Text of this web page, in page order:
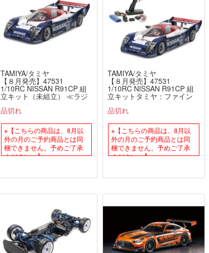
TAMIYA/タミヤ
【８月発売】47531
1/10RC NISSAN R91CP 組
立キット（未組立） ≪ラジ
品切れ
※【こちらの商品は、8月以
外の月のご予約商品とは同
梱できません。予めご了承
ください。】
TAMIYA/タミヤ
【８月発売】47531
1/10RC NISSAN R91CP 組
立キットタミヤ：ファイン
ット（未組立） ≪ラジコン
品切れ
※【こちらの商品は、8月以
外の月のご予約商品とは同
梱できません。予めご了承
ください。】